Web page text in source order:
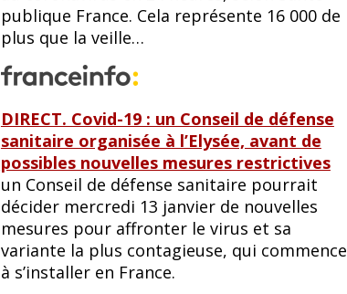
publique France. Cela représente 16 000 de
plus que la veille…
DIRECT. Covid-19 : un Conseil de défense
sanitaire organisée à l’Elysée, avant de
possibles nouvelles mesures restrictives
un Conseil de défense sanitaire pourrait
décider mercredi 13 janvier de nouvelles
mesures pour affronter le virus et sa
variante la plus contagieuse, qui commence
à s’installer en France.